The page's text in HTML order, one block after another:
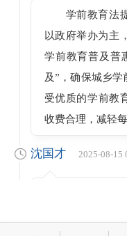
学前教育法
以政府举办为主
学前教育普及普
及”，确保城乡
受优质的学前教
收费合理，减轻
沈国才 2025-08-15